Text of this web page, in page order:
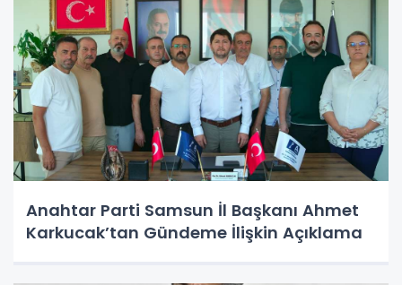
Anahtar Parti Samsun İl Başkanı Ahmet
Karkucak’tan Gündeme İlişkin Açıklama